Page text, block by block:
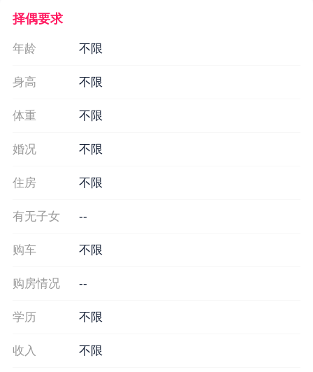
择偶要求
年龄 不限
身高 不限
体重 不限
婚况 不限
住房 不限
有无子女 --
购车 不限
购房情况 --
学历 不限
收入 不限